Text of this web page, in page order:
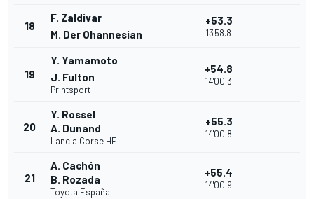
18
F. Zaldivar
M. Der Ohannesian
+53.3
13'58.8
19
Y. Yamamoto
J. Fulton
Printsport
+54.8
14'00.3
20
Y. Rossel
A. Dunand
Lancia Corse HF
+55.3
14'00.8
21
A. Cachón
B. Rozada
Toyota España
+55.4
14'00.9